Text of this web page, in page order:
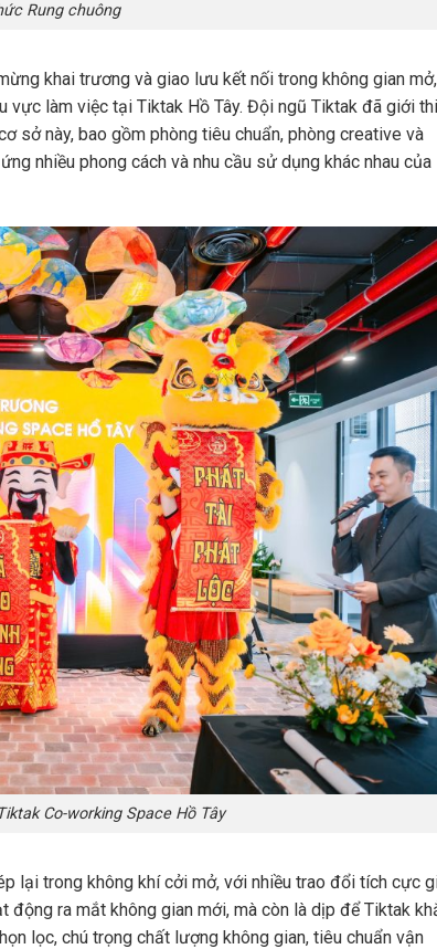
Rung chuông
khai trương và giao lưu kết nối trong không gian mở,
vực làm việc tại Tiktak Hồ Tây. Đội ngũ Tiktak đã giới
sở này, bao gồm phòng tiêu chuẩn, phòng creative và
nhiều phong cách và nhu cầu sử dụng khác nhau của
Co-working Space Hồ Tây
lại trong không khí cởi mở, với nhiều trao đổi tích cực
động ra mắt không gian mới, mà còn là dịp để Tiktak
lọc, chú trọng chất lượng không gian, tiêu chuẩn vận